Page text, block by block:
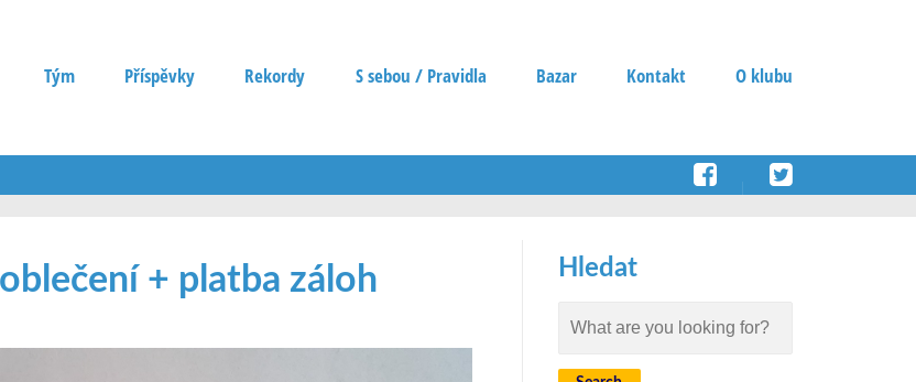
Tým Příspěvky Rekordy S sebou / Pravidla Bazar Kontakt O klubu
+ platba záloh Hledat